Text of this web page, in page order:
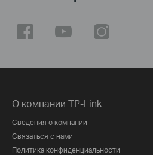
О компании TP-Link
Сведения о компании
Связаться с нами
Политика конфиденциальности